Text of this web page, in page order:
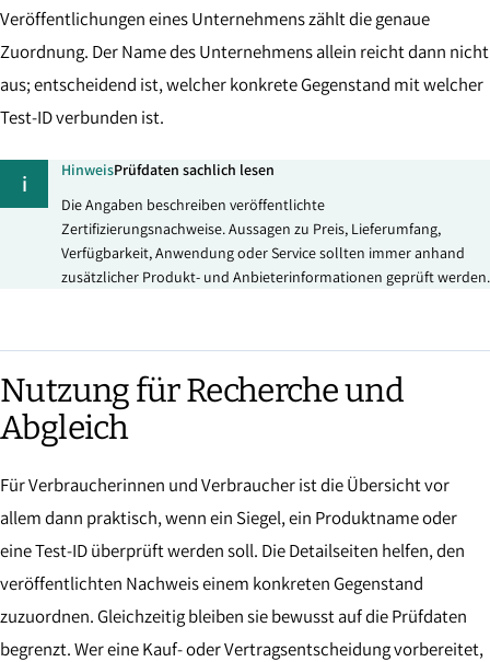
Veröffentlichungen eines Unternehmens zählt die genaue
Zuordnung. Der Name des Unternehmens allein reicht dann nicht
aus; entscheidend ist, welcher konkrete Gegenstand mit welcher
Test-ID verbunden ist.
i HinweisPrüfdaten sachlich lesen
Die Angaben beschreiben veröffentlichte
Zertifizierungsnachweise. Aussagen zu Preis, Lieferumfang,
Verfügbarkeit, Anwendung oder Service sollten immer anhand
zusätzlicher Produkt- und Anbieterinformationen geprüft werden.
Nutzung für Recherche und
Abgleich
Für Verbraucherinnen und Verbraucher ist die Übersicht vor
allem dann praktisch, wenn ein Siegel, ein Produktname oder
eine Test-ID überprüft werden soll. Die Detailseiten helfen, den
veröffentlichten Nachweis einem konkreten Gegenstand
zuzuordnen. Gleichzeitig bleiben sie bewusst auf die Prüfdaten
begrenzt. Wer eine Kauf- oder Vertragsentscheidung vorbereitet,